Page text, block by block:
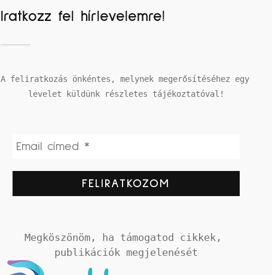
Iratkozz fel hírlevelemre!
A feliratkozás önkéntes, melynek megerősítéséhez egy
levelet küldünk részletes tájékoztatóval!
Megköszönöm, ha támogatod cikkek,
publikációk megjelenését